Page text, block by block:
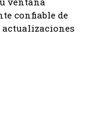
confiable de